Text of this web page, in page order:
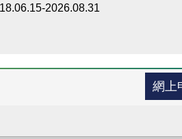
2026.08.31
網上